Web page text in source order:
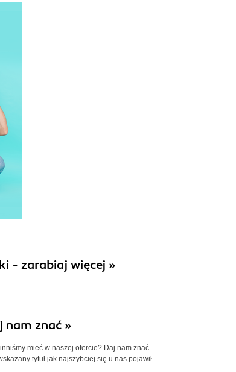
- zarabiaj więcej »
nam znać »
mieć w naszej ofercie? Daj nam znać.
tytuł jak najszybciej się u nas pojawił.